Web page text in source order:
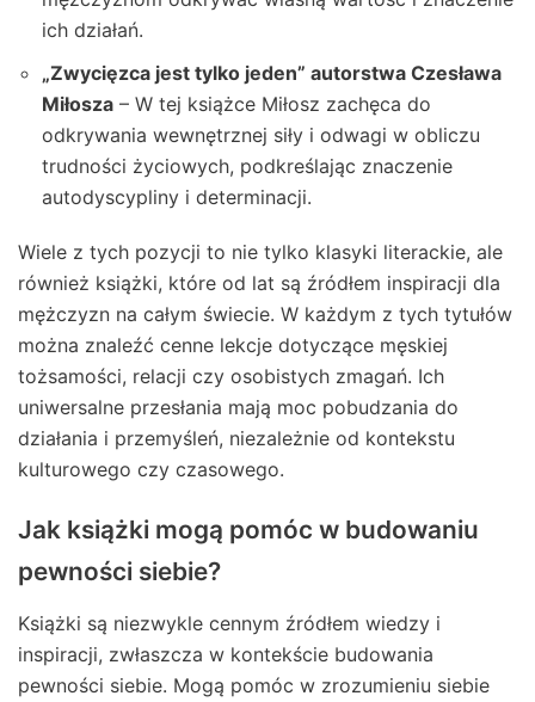
ich działań.
„Zwycięzca jest tylko jeden” autorstwa Czesława
Miłosza – W tej książce Miłosz zachęca do
odkrywania wewnętrznej siły i odwagi w obliczu
trudności życiowych, podkreślając znaczenie
autodyscypliny i determinacji.
Wiele z tych pozycji to nie tylko klasyki literackie, ale
również książki, które od lat są źródłem inspiracji dla
mężczyzn na całym świecie. W każdym z tych tytułów
można znaleźć cenne lekcje dotyczące męskiej
tożsamości, relacji czy osobistych zmagań. Ich
uniwersalne przesłania mają moc pobudzania do
działania i przemyśleń, niezależnie od kontekstu
kulturowego czy czasowego.
Jak książki mogą pomóc w budowaniu
pewności siebie?
Książki są niezwykle cennym źródłem wiedzy i
inspiracji, zwłaszcza w kontekście budowania
pewności siebie. Mogą pomóc w zrozumieniu siebie